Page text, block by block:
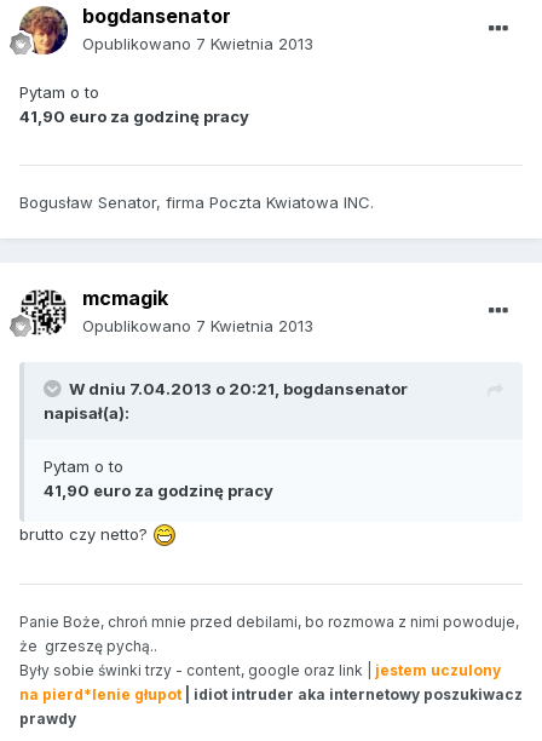
bogdansenator
Opublikowano 7 Kwietnia 2013
Pytam o to
41,90 euro za godzinę pracy
Bogusław Senator, firma Poczta Kwiatowa INC.
mcmagik
Opublikowano 7 Kwietnia 2013
W dniu 7.04.2013 o 20:21, bogdansenator
napisał(a):
Pytam o to
41,90 euro za godzinę pracy
brutto czy netto?
Panie Boże, chroń mnie przed debilami, bo rozmowa z nimi powoduje,
że grzeszę pychą..
Były sobie świnki trzy - content, google oraz link | jestem uczulony
na pierd*lenie głupot | idiot intruder aka internetowy poszukiwacz
prawdy